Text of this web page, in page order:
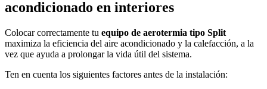
acondicionado en interiores
Colocar correctamente tu equipo de aerotermia tipo Split
maximiza la eficiencia del aire acondicionado y la calefacción, a la
vez que ayuda a prolongar la vida útil del sistema.
Ten en cuenta los siguientes factores antes de la instalación: